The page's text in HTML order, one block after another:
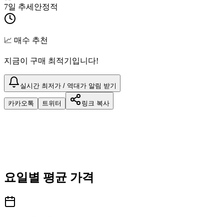
7일 추세 안정적
📈 매수 추천
지금이 구매 최적기입니다!
실시간 최저가 / 역대가 알림 받기
카카오톡 트위터 링크 복사
요일별 평균 가격